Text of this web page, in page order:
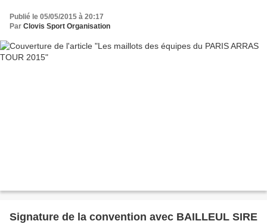
Publié le 05/05/2015 à 20:17
Par Clovis Sport Organisation
Signature de la convention avec BAILLEUL SIRE